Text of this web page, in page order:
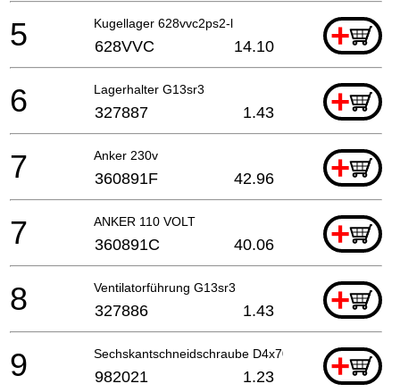
Kugellager 628vvc2ps2-l +
5 628VVC 14.10
Lagerhalter G13sr3 +
6 327887 1.43
Anker 230v +
7 360891F 42.96
ANKER 110 VOLT +
7 360891C 40.06
Ventilatorführung G13sr3 +
8 327886 1.43
Sechskantschneidschraube D4x70, Cm5sb+
9 982021 1.23